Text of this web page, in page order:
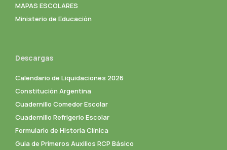
MAPAS ESCOLARES
Ministerio de Educación
Descargas
Calendario de Liquidaciones 2026
Constitución Argentina
Cuadernillo Comedor Escolar
Cuadernillo Refrigerio Escolar
Formulario de Historia Clínica
Guia de Primeros Auxilios RCP Básico